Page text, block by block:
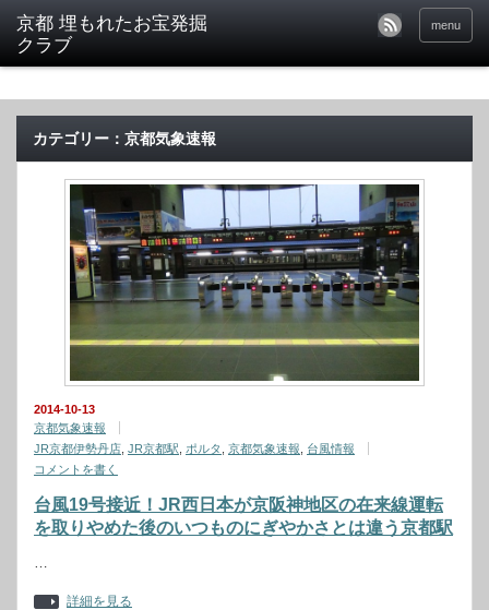
京都 埋もれたお宝発掘
クラブ
menu
カテゴリー：京都気象速報
2014-10-13
京都気象速報
JR京都伊勢丹店 JR京都駅 ポルタ 京都気象速報
台風情報
コメントを書く
台風19号接近！JR西日本が京阪神地区の在来線運転
を取りやめた後のいつものにぎやかさとは違う京都駅
詳細を見る